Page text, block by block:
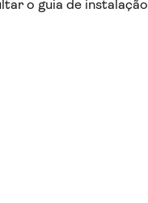
o guia de instalação